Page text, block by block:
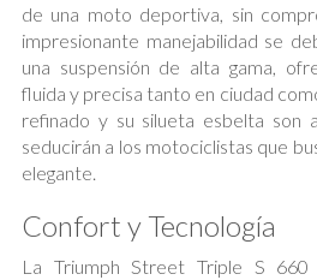
de una moto deportiva, sin
impresionante manejabilidad se
una suspensión de alta gama,
fluida y precisa tanto en ciudad
refinado y su silueta esbelta son
seducirán a los motociclistas que
elegante.
Confort y Tecnología
La Triumph Street Triple S